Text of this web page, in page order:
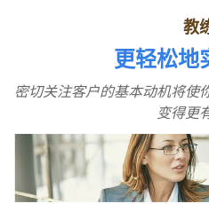
教
更轻松地
密切关注客户的基本动机将使
变得更